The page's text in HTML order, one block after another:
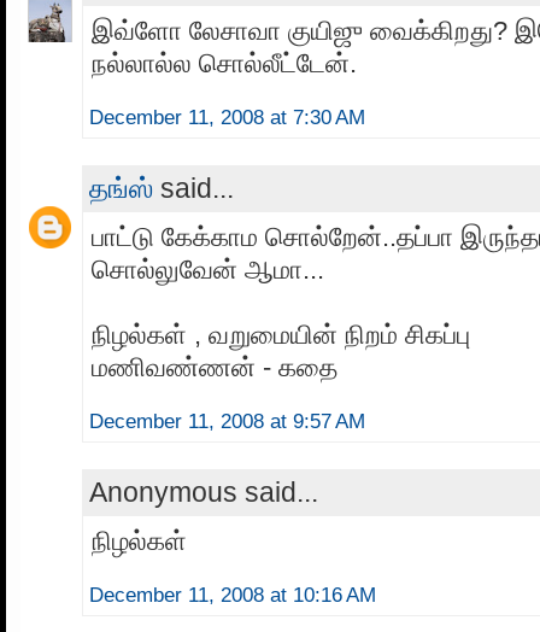
இவ்ளோ லேசாவா குயிஜு வைக்கிறது?
நல்லால்ல சொல்லீட்டேன்.
December 11, 2008 at 7:30 AM
தங்ஸ் said...
பாட்டு கேக்காம சொல்றேன்..தப்பா இருந்தா
சொல்லுவேன் ஆமா...
நிழல்கள் , வறுமையின் நிறம் சிகப்பு
மணிவண்ணன் - கதை
December 11, 2008 at 9:57 AM
Anonymous said...
நிழல்கள்
December 11, 2008 at 10:16 AM